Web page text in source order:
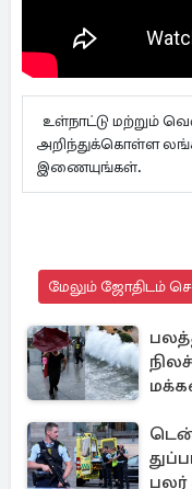
உள்நாட்டு மற்றும்
அறிந்துக்கொள்ள
இணையுங்கள்.
மேலும் ஜோதிடம்
பலர்